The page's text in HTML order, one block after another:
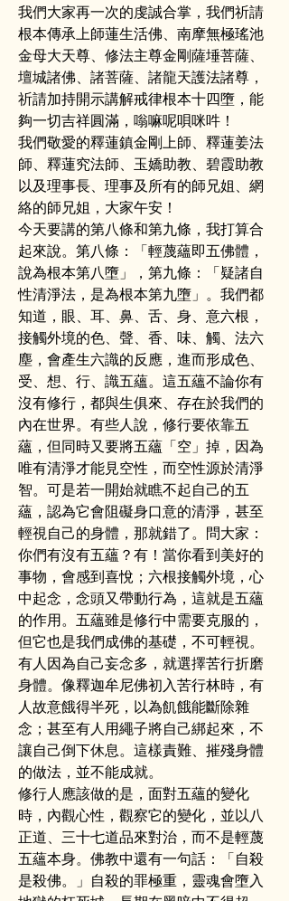
我們大家再一次的虔誠合掌，我們祈請
根本傳承上師蓮生活佛、南摩無極瑤池
金母大天尊、修法主尊金剛薩埵菩薩、
壇城諸佛、諸菩薩、諸龍天護法諸尊，
祈請加持開示講解戒律根本十四墮，能
夠一切吉祥圓滿，嗡嘛呢唄咪吽！
我們敬愛的釋蓮鎮金剛上師、釋蓮姜法
師、釋蓮究法師、玉嬌助教、碧霞助教
以及理事長、理事及所有的師兄姐、網
絡的師兄姐，大家午安！
今天要講的第八條和第九條，我打算合
起來說。第八條：「輕蔑蘊即五佛體，
說為根本第八墮」，第九條：「疑諸自
性清淨法，是為根本第九墮」。我們都
知道，眼、耳、鼻、舌、身、意六根，
接觸外境的色、聲、香、味、觸、法六
塵，會產生六識的反應，進而形成色、
受、想、行、識五蘊。這五蘊不論你有
沒有修行，都與生俱來、存在於我們的
內在世界。有些人說，修行要依靠五
蘊，但同時又要將五蘊「空」掉，因為
唯有清淨才能見空性，而空性源於清淨
智。可是若一開始就瞧不起自己的五
蘊，認為它會阻礙身口意的清淨，甚至
輕視自己的身體，那就錯了。問大家：
你們有沒有五蘊？有！當你看到美好的
事物，會感到喜悅；六根接觸外境，心
中起念，念頭又帶動行為，這就是五蘊
的作用。五蘊雖是修行中需要克服的，
但它也是我們成佛的基礎，不可輕視。
有人因為自己妄念多，就選擇苦行折磨
身體。像釋迦牟尼佛初入苦行林時，有
人故意餓得半死，以為飢餓能斷除雜
念；甚至有人用繩子將自己綁起來，不
讓自己倒下休息。這樣責難、摧殘身體
的做法，並不能成就。
修行人應該做的是，面對五蘊的變化
時，內觀心性，觀察它的變化，並以八
正道、三十七道品來對治，而不是輕蔑
五蘊本身。佛教中還有一句話：「自殺
是殺佛。」自殺的罪極重，靈魂會墮入